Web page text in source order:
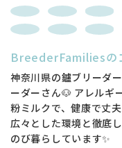
トイプードルの三大遺
症（prcd）・変性性脊
伝的疾患により目が見
獣医師による混合ワク
します。
お引き渡し時には、躾
お話を２〜３時間ほど
BreederFamiliesの
神奈川県の鑪ブリーダ
ーダーさん🐶 アレルギ
粉ミルクで、健康で丈
広々とした環境と徹底
のび暮らしています✨